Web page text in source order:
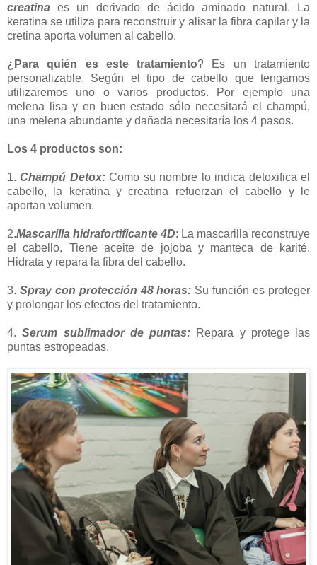
creatina es un derivado de ácido aminado natural. La
keratina se utiliza para reconstruir y alisar la fibra capilar y la
cretina aporta volumen al cabello.
¿Para quién es este tratamiento? Es un tratamiento
personalizable. Según el tipo de cabello que tengamos
utilizaremos uno o varios productos. Por ejemplo una
melena lisa y en buen estado sólo necesitará el champú,
una melena abundante y dañada necesitaría los 4 pasos.
Los 4 productos son:
1.Champú Detox:Como su nombre lo indica detoxifica el
cabello, la keratina y creatina refuerzan el cabello y le
aportan volumen.
2.Mascarilla hidrafortificante 4D: La mascarilla reconstruye
el cabello. Tiene aceite de jojoba y manteca de karité.
Hidrata y repara la fibra del cabello.
3. Spray con protección 48 horas: Su función es proteger
y prolongar los efectos del tratamiento.
4.Serum sublimador de puntas: Repara y protege las
puntas estropeadas.